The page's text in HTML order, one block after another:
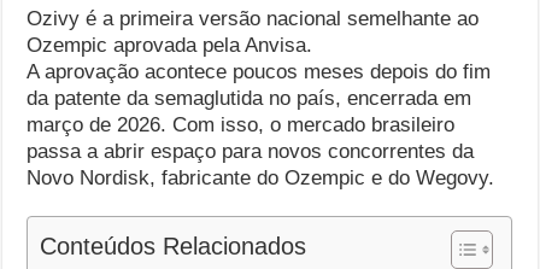
Ozivy é a primeira versão nacional semelhante ao
Ozempic aprovada pela Anvisa.
A aprovação acontece poucos meses depois do fim
da patente da semaglutida no país, encerrada em
março de 2026. Com isso, o mercado brasileiro
passa a abrir espaço para novos concorrentes da
Novo Nordisk, fabricante do Ozempic e do Wegovy.
Conteúdos Relacionados